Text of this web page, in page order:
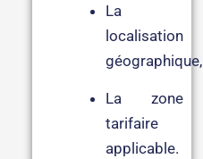
La
localisation
géographique,
La zone
tarifaire
applicable.